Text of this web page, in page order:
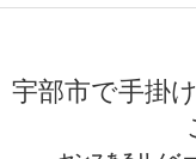
宇部市で手掛